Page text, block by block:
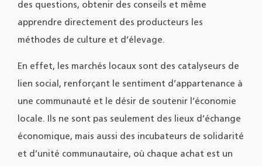
des questions, obtenir des conseils et même
apprendre directement des producteurs les
méthodes de culture et d’élevage.
En effet, les marchés locaux sont des catalyseurs de
lien social, renforçant le sentiment d’appartenance à
une communauté et le désir de soutenir l’économie
locale. Ils ne sont pas seulement des lieux d’échange
économique, mais aussi des incubateurs de solidarité
et d’unité communautaire, où chaque achat est un